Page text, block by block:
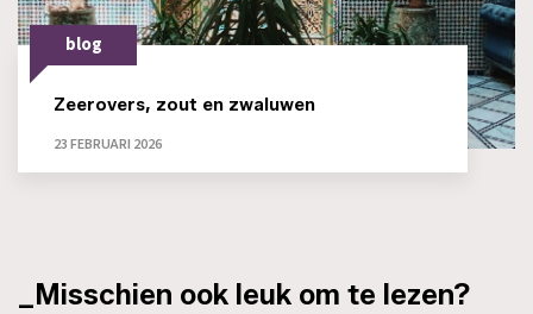
blog
Zeerovers, zout en zwaluwen
23 FEBRUARI 2026
_Misschien ook leuk om te lezen?